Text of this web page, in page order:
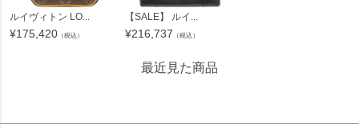
ルイヴィトン LO...
¥175,420 （税込）
【SALE】 ルイ...
¥216,737 （税込）
最近見た商品